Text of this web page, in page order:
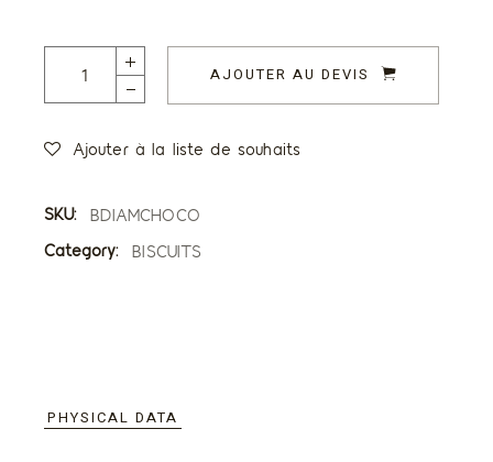
Diamants aux Pépites de Chocolat quantity
AJOUTER AU DEVIS
Ajouter à la liste de souhaits
SKU:
BDIAMCHOCO
Category:
BISCUITS
PHYSICAL DATA